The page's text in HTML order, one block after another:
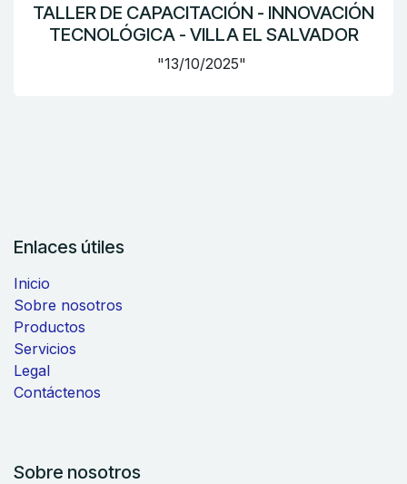
TALLER DE CAPACITACIÓN - INNOVACIÓN
TECNOLÓGICA - VILLA EL SALVADOR
"13/10/2025"
Enlaces útiles
Inicio
Sobre nosotros
Productos
Servicios
Legal
Contáctenos
Sobre nosotros